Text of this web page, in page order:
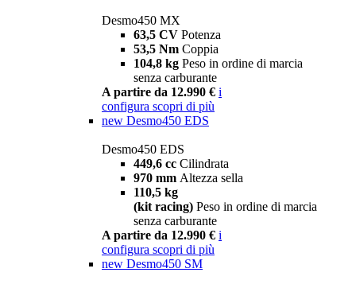
Desmo450 MX
63,5 CV Potenza
53,5 Nm Coppia
104,8 kg Peso in ordine di marcia
senza carburante
A partire da 12.990 € i
configura scopri di più
new Desmo450 EDS
Desmo450 EDS
449,6 cc Cilindrata
970 mm Altezza sella
110,5 kg
(kit racing) Peso in ordine di marcia
senza carburante
A partire da 12.990 € i
configura scopri di più
new Desmo450 SM